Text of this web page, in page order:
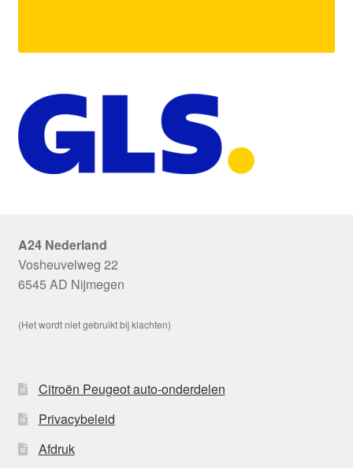
A24 Nederland
Vosheuvelweg 22
6545 AD Nijmegen
(Het wordt niet gebruikt bij klachten)
Citroën Peugeot auto-onderdelen
Privacybeleid
Afdruk